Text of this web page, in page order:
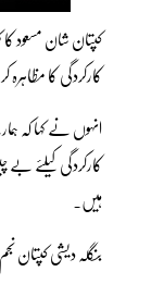
کپتان شان مسعود
کارکردگی کا
انہوں نے کہا کہ
کارکردگی کیلئے
ہیں۔
بنگلہ دیشی کپتان